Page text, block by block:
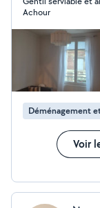
Achour
Déménagement
Voir